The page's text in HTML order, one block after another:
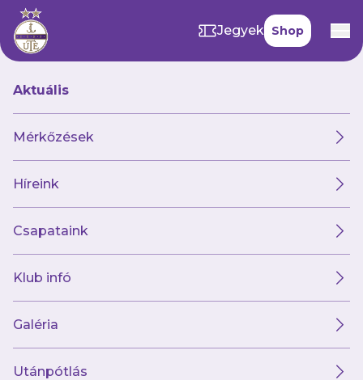
Jegyek Shop
Aktuális
Mérkőzések
Híreink
Csapataink
Klub infó
Galéria
Utánpótlás